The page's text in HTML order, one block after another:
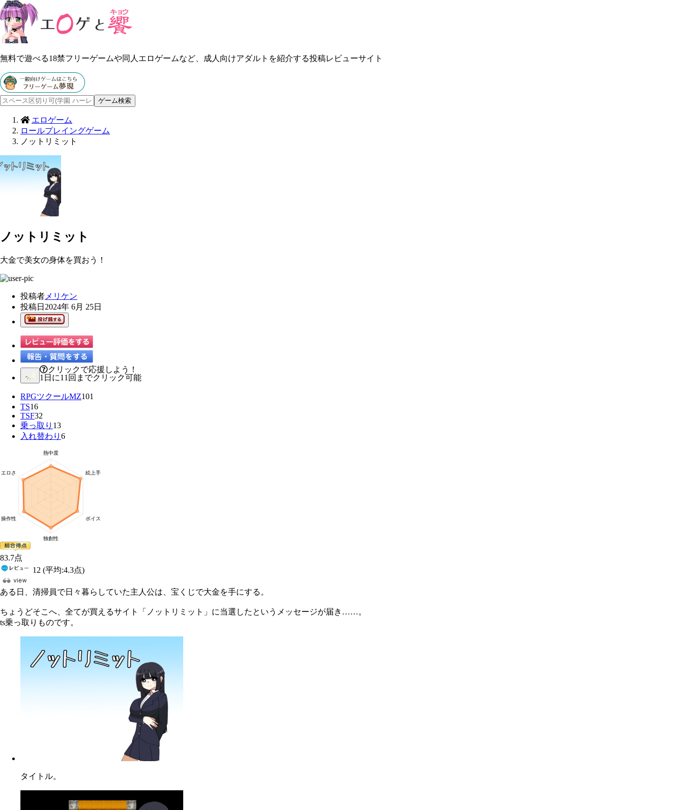
無料で遊べる18禁フリーゲームや同人エロゲームなど、成人向けアダルトを紹介する投稿レビューサイト
エロゲーム
ロールプレイングゲーム
ノットリミット
ノットリミット
大金で美女の身体を買おう！
投稿者 メリケン
投稿日 2024年 6月 25日
クリックで応援しよう！
1日に11回までクリック可能
RPGツクールMZ101
TS16
TSF32
乗っ取り 13
入れ替わり 6
83.7点
12 (平均:4.3点)
ある日、清掃員で日々暮らしていた主人公は、宝くじで大金を手にする。
ちょうどそこへ、全てが買えるサイト「ノットリミット」に当選したというメッセージが届き……。
ts乗っ取りものです。
タイトル。